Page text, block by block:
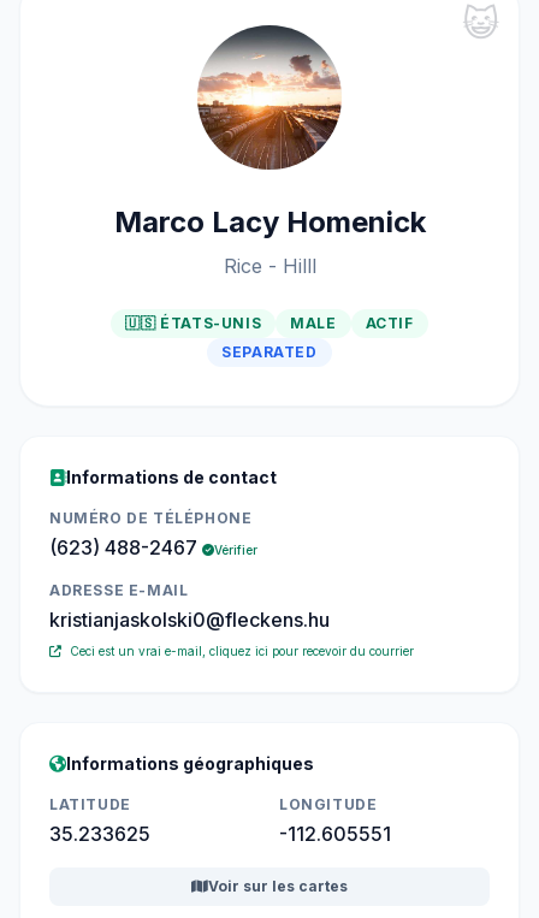
😺
Marco Lacy Homenick
Rice - Hilll
🇺🇸 ÉTATS-UNIS MALE
ACTIF
SEPARATED
Informations de contact
NUMÉRO DE TÉLÉPHONE
(623) 488-2467 Vérifier
ADRESSE E-MAIL
kristianjaskolski0@fleckens.hu
Ceci est un vrai e-mail, cliquez ici pour recevoir du courrier
Informations géographiques
LATITUDE
35.233625
LONGITUDE
-112.605551
Voir sur les cartes